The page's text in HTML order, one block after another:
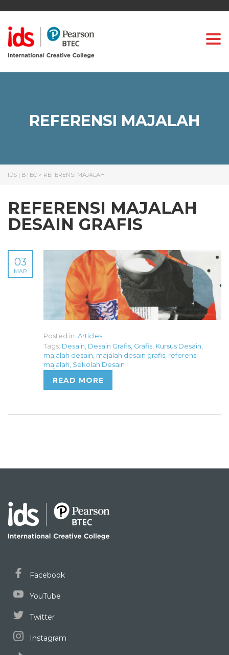
REFERENSI MAJALAH
IDS | BTEC > REFERENSI MAJALAH
REFERENSI MAJALAH
DESAIN GRAFIS
03
MAR
Posted in: Articles
Tags: Desain Desain Grafis Grafis Kursus Desain
majalah desain majalah desain grafis referensi
majalah Sekolah Desain
READ MORE
Facebook
YouTube
Twitter
Instagram